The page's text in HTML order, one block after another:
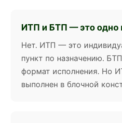
ИТП и БТП — это одно
Нет. ИТП — это
пункт по назначению.
формат исполнения. Но
выполнен в блочной